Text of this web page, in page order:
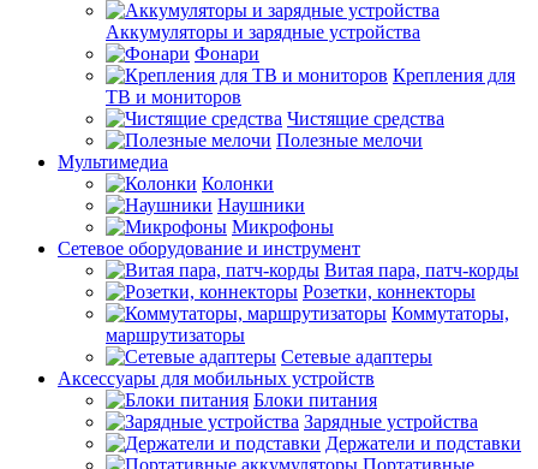
Аккумуляторы и зарядные устройства
Фонари
Крепления для
ТВ и мониторов
Чистящие средства
Полезные мелочи
Мультимедиа
Колонки
Наушники
Микрофоны
Сетевое оборудование и инструмент
Витая пара, патч-корды
Розетки, коннекторы
Коммутаторы,
маршрутизаторы
Сетевые адаптеры
Аксессуары для мобильных устройств
Блоки питания
Зарядные устройства
Держатели и подставки
Портативные